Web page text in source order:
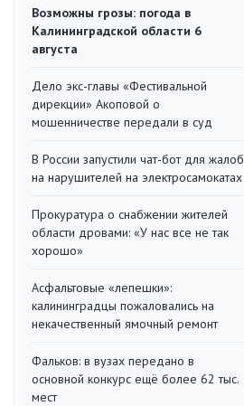
Возможны грозы: погода в
Калининградской области 6
августа
Дело экс-главы «Фестивальной
дирекции» Акоповой о
мошенничестве передали в суд
В России запустили чат-бот для жалоб
на нарушителей на электросамокатах
Прокуратура о снабжении жителей
области дровами: «У нас все не так
хорошо»
Асфальтовые «лепешки»:
калининградцы пожаловались на
некачественный ямочный ремонт
Фальков: в вузах передано в
основной конкурс ещё более 62 тыс.
мест